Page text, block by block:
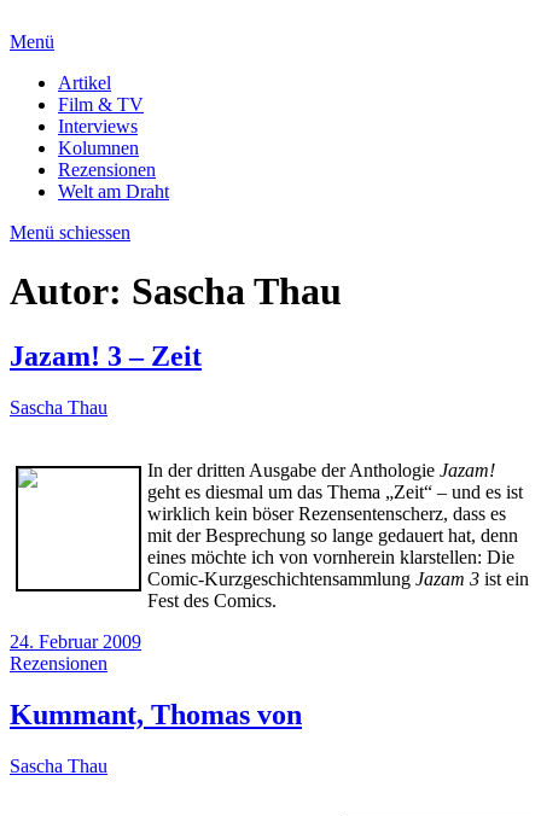
Menü
Artikel
Film & TV
Interviews
Kolumnen
Rezensionen
Welt am Draht
Menü schiessen
Autor: Sascha Thau
Jazam! 3 – Zeit
Sascha Thau
In der dritten Ausgabe der Anthologie Jazam!
geht es diesmal um das Thema „Zeit“ – und es ist
wirklich kein böser Rezensentenscherz, dass es
mit der Besprechung so lange gedauert hat, denn
eines möchte ich von vornherein klarstellen: Die
Comic-Kurzgeschichtensammlung Jazam 3 ist ein
Fest des Comics.
24. Februar 2009
Rezensionen
Kummant, Thomas von
Sascha Thau